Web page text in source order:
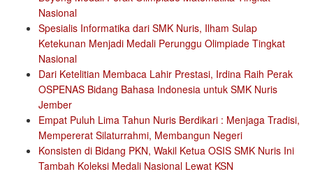
Nasional
Spesialis Informatika dari SMK Nuris, Ilham Sulap
Ketekunan Menjadi Medali Perunggu Olimpiade Tingkat
Nasional
Dari Ketelitian Membaca Lahir Prestasi, Irdina Raih Perak
OSPENAS Bidang Bahasa Indonesia untuk SMK Nuris
Jember
Empat Puluh Lima Tahun Nuris Berdikari : Menjaga Tradisi,
Mempererat Silaturrahmi, Membangun Negeri
Konsisten di Bidang PKN, Wakil Ketua OSIS SMK Nuris Ini
Tambah Koleksi Medali Nasional Lewat KSN